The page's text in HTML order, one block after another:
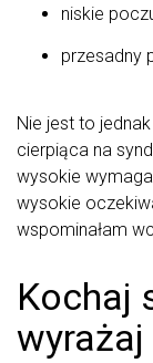
niskie
przesadny
Nie jest to
cierpiąca na
wysokie
wysokie
wspominałam
Kochaj
wyrażaj